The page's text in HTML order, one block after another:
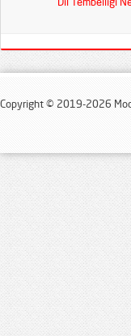
Copyright © 2019-2026